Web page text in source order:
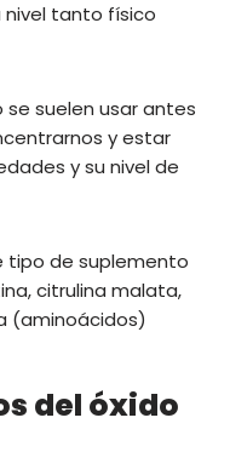
nivel tanto físico
suelen usar antes
y estar
y su nivel de
tipo de suplemento
citrulina malata,
(aminoácidos)
del óxido